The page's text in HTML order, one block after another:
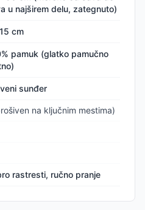
u najširem delu, zategnuto)
cm
pamuk (glatko pamučno
sunđer
na ključnim mestima)
rastresti, ručno pranje